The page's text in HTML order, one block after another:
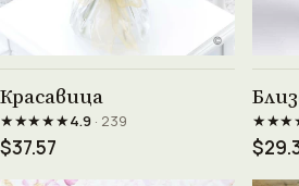
Красавица
★★★★★4.9· 239
$37.57